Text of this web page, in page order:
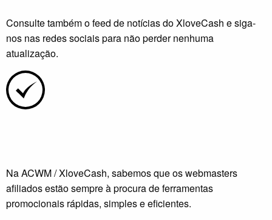
Consulte também o feed de notícias do XloveCash e siga-
nos nas redes sociais para não perder nenhuma
atualização.
Na ACWM / XloveCash, sabemos que os webmasters
afiliados estão sempre à procura de ferramentas
promocionais rápidas, simples e eficientes.